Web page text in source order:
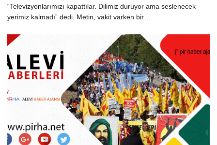
“Televizyonlarımızı kapattılar. Dilimiz duruyor ama seslenecek
yerimiz kalmadı” dedi. Metin, vakit varken bir…